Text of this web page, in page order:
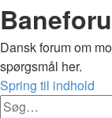
Dansk forum om
spørgsmål her.
Spring til indhold